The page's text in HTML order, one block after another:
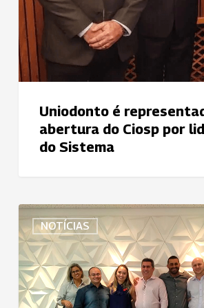
Sistema
Uniodonto é
abertura do Ciosp por
do Sistema
NOTÍCIAS
Federação
das
Uniodontos
do
Centro-
Oeste